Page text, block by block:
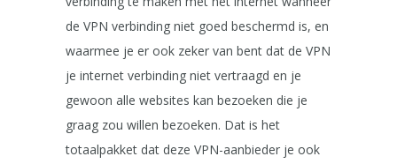
de VPN verbinding niet goed beschermd is, en
waarmee je er ook zeker van bent dat de VPN
je internet verbinding niet vertraagd en je
gewoon alle websites kan bezoeken die je
graag zou willen bezoeken. Dat is het
totaalpakket dat deze VPN-aanbieder je ook